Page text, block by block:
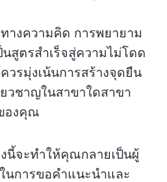
างความคิด การพยายาม
สูตรสำเร็จสู่ความไม่โดด
วรมุ่งเน้นการสร้างจุดยืน
วชาญในสาขาใดสาขา
องคุณ
นี้จะทำให้คุณกลายเป็นผู้
นการขอคำแนะนำและ